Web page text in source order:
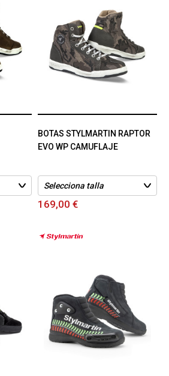
BOTAS STYLMARTIN RAPTOR
EVO WP CAMUFLAJE
169,00 €